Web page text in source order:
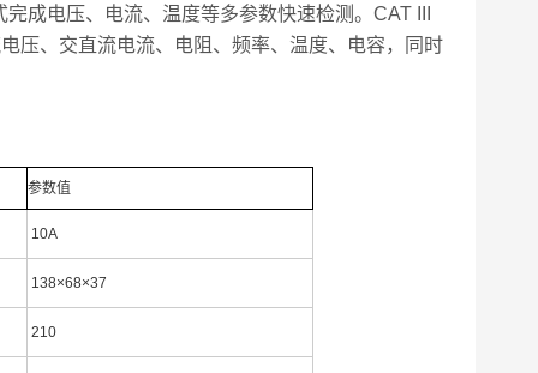
成电压、电流、温度等多参数快速检测。CAT III
压、交直流电流、电阻、频率、温度、电容，同时
参数值
10A
138×68×37
210